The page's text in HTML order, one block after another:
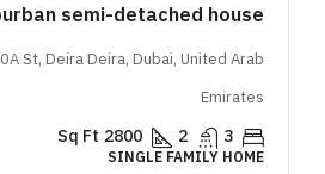
semi-detached house
St, Deira Deira, Dubai, United Arab
Emirates
3
2
2800
Sq Ft
SINGLE FAMILY HOME